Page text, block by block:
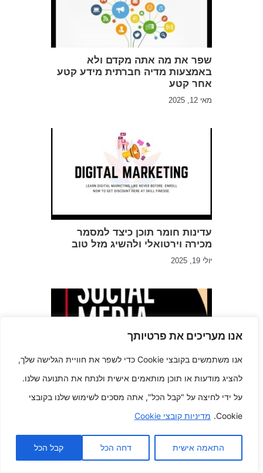
אנו מעריכים את פרטיותך
אנו משתמשים בקובצי Cookie כדי לשפר את חוויית הגלישה שלך,
להציג מודעות או תוכן מותאמים אישית ולנתח את התנועה שלנו.
על ידי לחיצה על "קבל הכל", אתה מסכים לשימוש שלנו בקובצי
Cookie. מדיניות קובצי Cookie
התאמה אישית דחה הכל קבל הכל
שפר את מה אתה מקדם ולא
באמצעות מדיה חברתית מידע קטע
אחר קטע
מאי 12, 2025
עדינות חומר תוכן כיצד למסמר
מכירה וירטואלי ולהשיג מזל טוב
יולי 19, 2025
אגדות ידידות שפותרות את
המיתוסים והמציאות של המדיה
החברתית